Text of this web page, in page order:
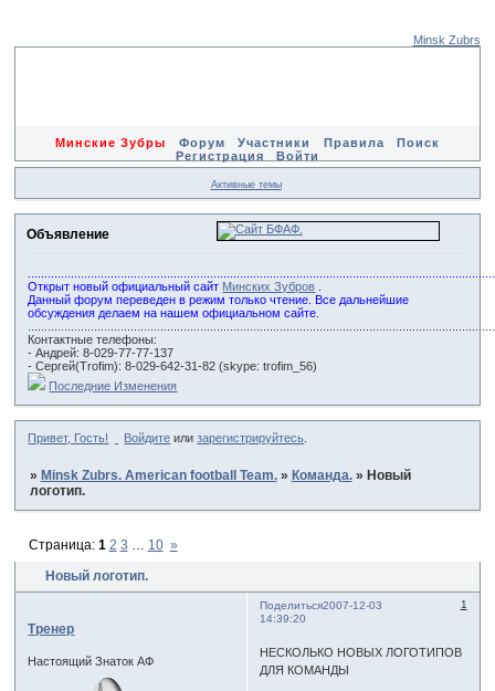
Minsk Zubrs
Минские Зубры Форум Участники Правила
Поиск
Регистрация
Войти
Активные темы
Объявление
Открыт новый официальный сайт Минских Зубров
Данный форум переведен в режим только чтение. Все дальнейшие
обсуждения делаем на нашем официальном сайте.
Контактные телефоны:
- Андрей: 8-029-77-77-137
- Сергей(Trofim): 8-029-642-31-82 (skype: trofim_56)
Последние Изменения
Привет, Гость! Войдите илизарегистрируйтесь
» Minsk Zubrs. American football Team. » Команда. » Новый
логотип.
Новый логотип.
Страница: 1 2 3 … 10 »
Поделиться 1
2007-12-03
14:39:20
Тренер
Настоящий Знаток АФ
НЕСКОЛЬКО НОВЫХ ЛОГОТИПОВ
ДЛЯ КОМАНДЫ